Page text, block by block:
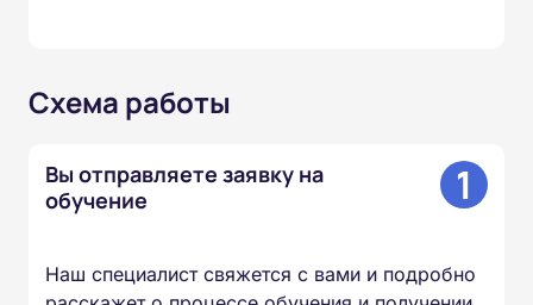
Схема работы
Вы отправляете заявку на
обучение
1
Наш специалист свяжется с вами и подробно